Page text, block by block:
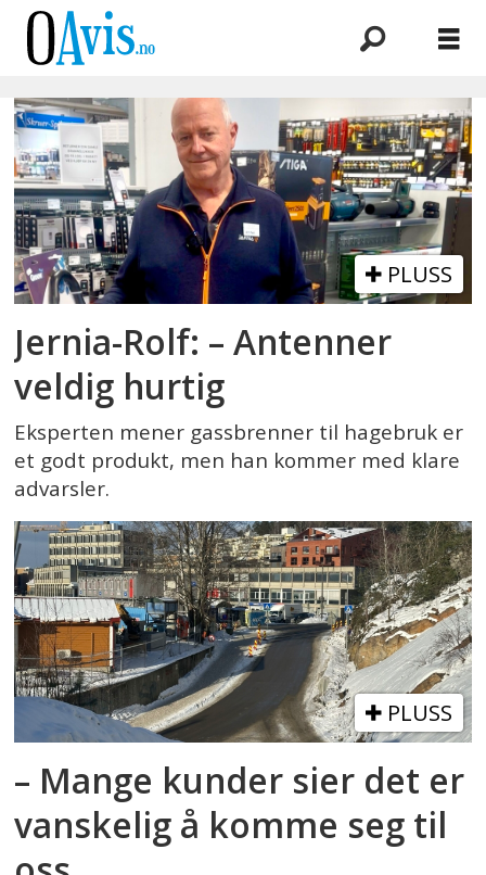
Emne:
jernia
PLUSS
Jernia-Rolf: – Antenner
veldig hurtig
Eksperten mener gassbrenner til hagebruk er
et godt produkt, men han kommer med klare
advarsler.
PLUSS
– Mange kunder sier det er
vanskelig å komme seg til